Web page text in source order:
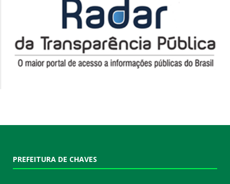
PREFEITURA DE CHAVES